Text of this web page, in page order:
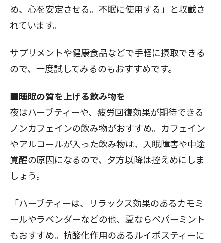
め、心を安定させる。不眠に使用する」と収載さ
れています。
サプリメントや健康食品などで手軽に摂取できる
ので、一度試してみるのもおすすめです。
■睡眠の質を上げる飲み物を
夜はハーブティーや、疲労回復効果が期待できる
ノンカフェインの飲み物がおすすめ。カフェイン
やアルコールが入った飲み物は、入眠障害や中途
覚醒の原因になるので、夕方以降は控えめにしま
しょう。
「ハーブティーは、リラックス効果のあるカモミ
ールやラベンダーなどの他、夏ならペパーミント
もおすすめ。抗酸化作用のあるルイボスティーに